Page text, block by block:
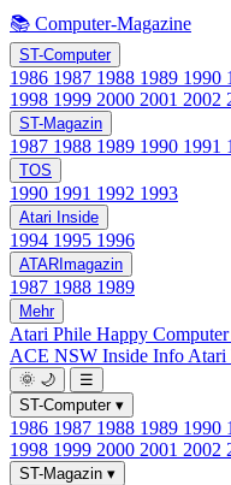
📚 Computer-Magazine
ST-Computer
1986 1987 1988 1989 1990
1998 1999 2000 2001 2002
ST-Magazin
1987 1988 1989 1990 1991
TOS
1990 1991 1992 1993
Atari Inside
1994 1995 1996
ATARImagazin
1987 1988 1989
Mehr
Atari Phile Happy Computer
ACE NSW Inside Info Atari
🌞 🌙
☰
ST-Computer ▾
1986 1987 1988 1989 1990
1998 1999 2000 2001 2002
ST-Magazin ▾